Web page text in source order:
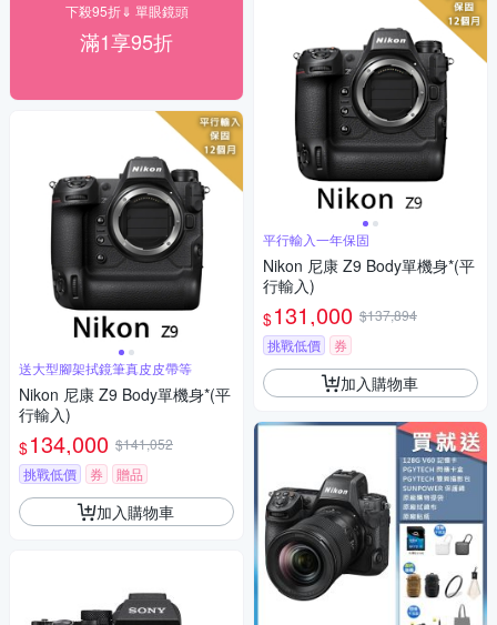
下殺95折⇓ 單眼鏡頭
滿1享95折
送大型腳架拭鏡筆真皮皮帶等
Nikon 尼康 Z9 Body單機身*(平
行輸入)
$134,000 $141,052
挑戰低價
券 贈品
加入購物車
平行輸入一年保固
Nikon 尼康 Z9 Body單機身*(平
行輸入)
$131,000 $137,894
挑戰低價
券
加入購物車